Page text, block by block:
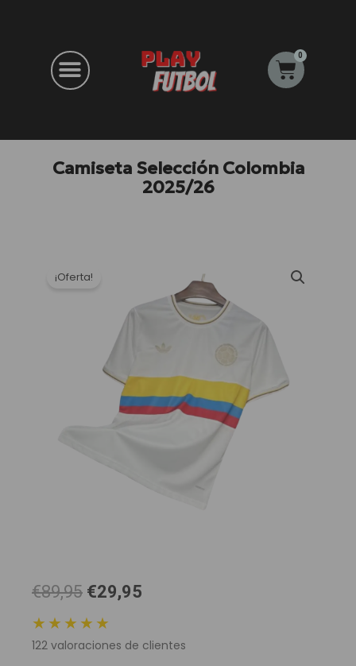
0
Carrito
Camiseta Selección Colombia
2025/26
¡Oferta!
€89,95 El
original
era:
€29,95
es:
★★★★★
122 valoraciones de clientes